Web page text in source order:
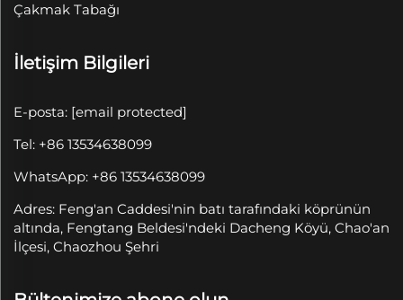
Çakmak Tabağı
İletişim Bilgileri
E-posta: [email protected]
Tel: +86 13534638099
WhatsApp: +86 13534638099
Adres: Feng'an Caddesi'nin batı tarafındaki köprünün
altında, Fengtang Beldesi'ndeki Dacheng Köyü, Chao'an
İlçesi, Chaozhou Şehri